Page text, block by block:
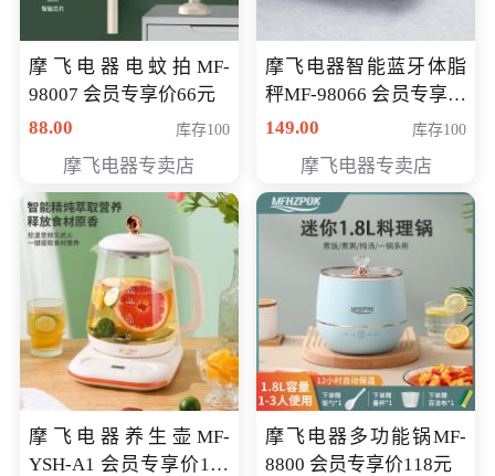
摩飞电器电蚊拍MF-
98007 会员专享价66元
88.00
库存100
摩飞电器专卖店
摩飞电器智能蓝牙体脂
秤MF-98066 会员专享价
98元
149.00 库存100
摩飞电器专卖店
摩飞电器养生壶MF-
YSH-A1 会员专享价198
摩飞电器多功能锅MF-
8800 会员专享价118元